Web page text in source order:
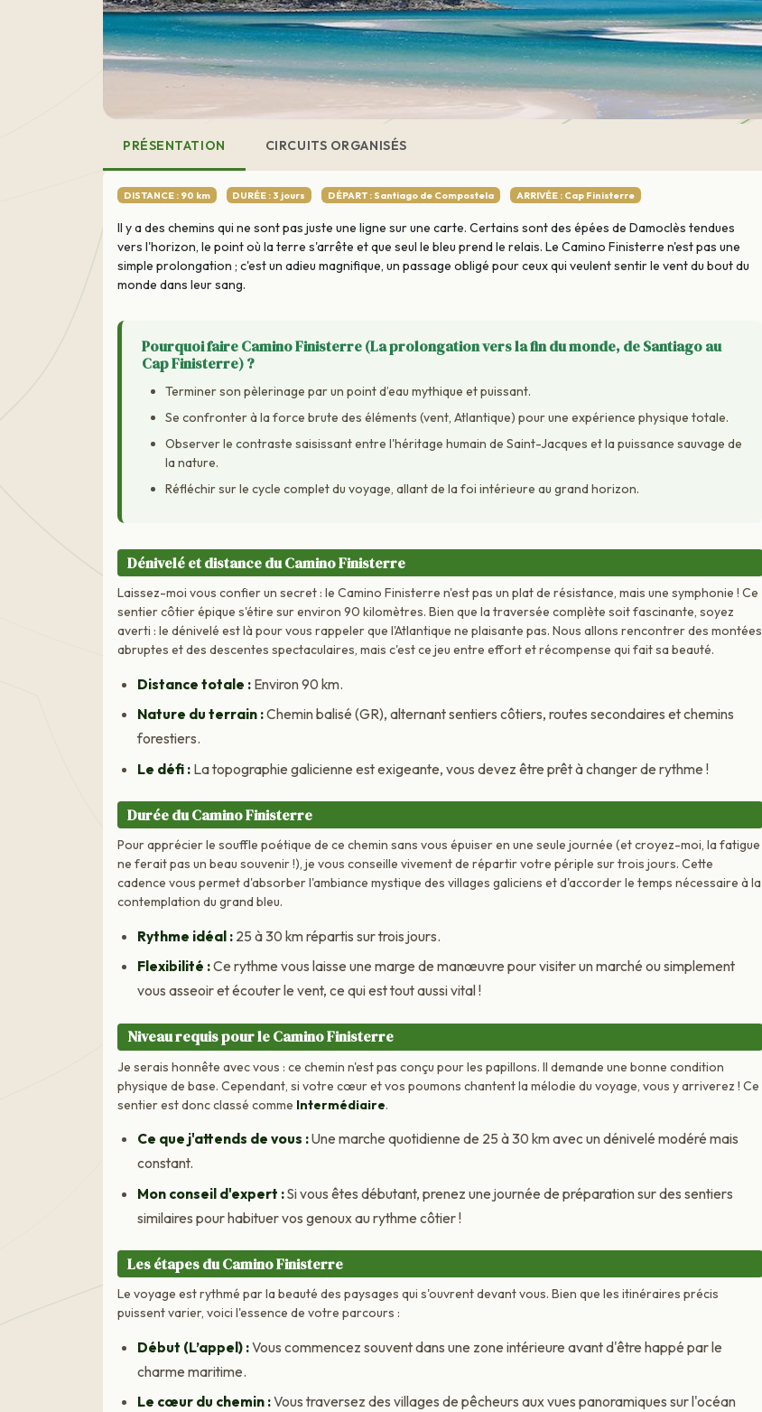
PRÉSENTATION CIRCUITS ORGANISÉS
DISTANCE : 90 km DURÉE : 3 jours DÉPART : Santiago de Compostela ARRIVÉE : Cap Finisterre
Il y a des chemins qui ne sont pas juste une ligne sur une carte. Certains sont des épées de Damoclès tendues
vers l'horizon, le point où la terre s'arrête et que seul le bleu prend le relais. Le Camino Finisterre n'est pas une
simple prolongation ; c'est un adieu magnifique, un passage obligé pour ceux qui veulent sentir le vent du bout du
monde dans leur sang.
Pourquoi faire Camino Finisterre (La prolongation vers la fin du monde, de Santiago au
Cap Finisterre) ?
Terminer son pèlerinage par un point d’eau mythique et puissant.
Se confronter à la force brute des éléments (vent, Atlantique) pour une expérience physique totale.
Observer le contraste saisissant entre l'héritage humain de Saint-Jacques et la puissance sauvage de
la nature.
Réfléchir sur le cycle complet du voyage, allant de la foi intérieure au grand horizon.
Dénivelé et distance du Camino Finisterre
Laissez-moi vous confier un secret : le Camino Finisterre n'est pas un plat de résistance, mais une symphonie ! Ce
sentier côtier épique s'étire sur environ 90 kilomètres. Bien que la traversée complète soit fascinante, soyez
averti : le dénivelé est là pour vous rappeler que l'Atlantique ne plaisante pas. Nous allons rencontrer des montées
abruptes et des descentes spectaculaires, mais c'est ce jeu entre effort et récompense qui fait sa beauté.
Distance totale : Environ 90 km.
Nature du terrain :Chemin balisé (GR), alternant sentiers côtiers, routes secondaires et chemins
forestiers.
Le défi : La topographie galicienne est exigeante, vous devez être prêt à changer de rythme !
Durée du Camino Finisterre
Pour apprécier le souffle poétique de ce chemin sans vous épuiser en une seule journée (et croyez-moi, la fatigue
ne ferait pas un beau souvenir !), je vous conseille vivement de répartir votre périple sur trois jours. Cette
cadence vous permet d'absorber l'ambiance mystique des villages galiciens et d'accorder le temps nécessaire à la
contemplation du grand bleu.
Rythme idéal : 25 à 30 km répartis sur trois jours.
Flexibilité :Ce rythme vous laisse une marge de manœuvre pour visiter un marché ou simplement
vous asseoir et écouter le vent, ce qui est tout aussi vital !
Niveau requis pour le Camino Finisterre
Je serais honnête avec vous : ce chemin n'est pas conçu pour les papillons. Il demande une bonne condition
physique de base. Cependant, si votre cœur et vos poumons chantent la mélodie du voyage, vous y arriverez ! Ce
sentier est donc classé comme Intermédiaire.
Ce que j'attends de vous :Une marche quotidienne de 25 à 30 km avec un dénivelé modéré mais
constant.
Mon conseil d'expert :Si vous êtes débutant, prenez une journée de préparation sur des sentiers
similaires pour habituer vos genoux au rythme côtier !
Les étapes du Camino Finisterre
Le voyage est rythmé par la beauté des paysages qui s'ouvrent devant vous. Bien que les itinéraires précis
puissent varier, voici l'essence de votre parcours :
Début (L’appel) :Vous commencez souvent dans une zone intérieure avant d'être happé par le
charme maritime.
Le cœur du chemin :Vous traversez des villages de pêcheurs aux vues panoramiques sur l'océan